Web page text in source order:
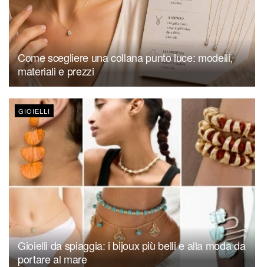
Come scegliere una collana punto luce: modelli,
materiali e prezzi
GIOIELLI
Gioielli da spiaggia: i bijoux più belli e alla moda da
portare al mare